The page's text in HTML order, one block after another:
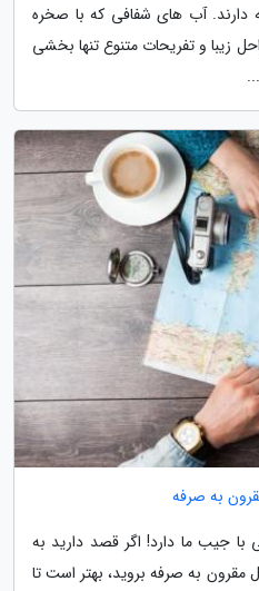
آب های شفافی که با صخره
زیبا و تفریحات متنوع تنها بخشی
با جیب ما دارد! اگر قصد دارید به
مقرون به صرفه بروید، بهتر است تا